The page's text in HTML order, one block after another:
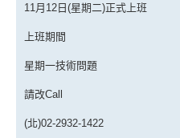
11月12日(星期二)正式上班
上班期間
星期一技術問題
請改Call
(北)02-2932-1422